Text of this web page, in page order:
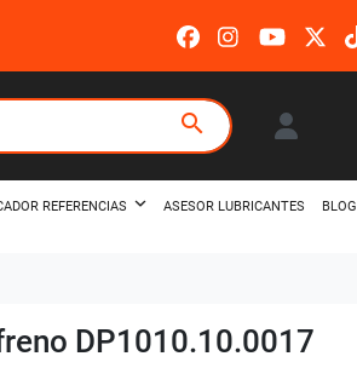
search
REFERENCIAS ASESOR LUBRICANTES BLOG
DP1010.10.0017